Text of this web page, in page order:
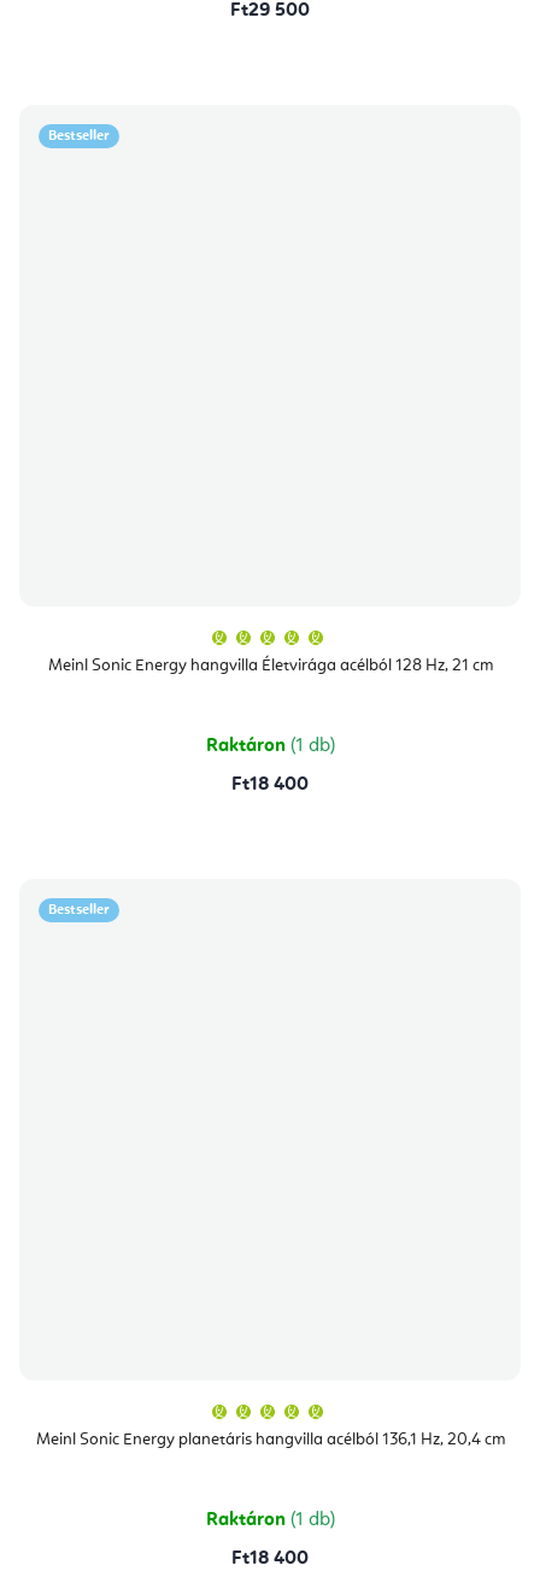
Ft29 500
Bestseller
Meinl Sonic Energy hangvilla Életvirága acélból 128 Hz, 21 cm
átlagos
értékelése
csillag.
Raktáron (1 db)
Ft18 400
Bestseller
Meinl Sonic Energy planetáris hangvilla acélból 136,1 Hz, 20,4 cm
átlagos
értékelése
csillag.
Raktáron (1 db)
Ft18 400